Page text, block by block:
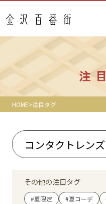
フロアガイド
あんと
Rinto
あんと西
レストラン・カフェ
注
HOME 注目タグ
その他の注目タグ
#夏限定 #夏コーデ